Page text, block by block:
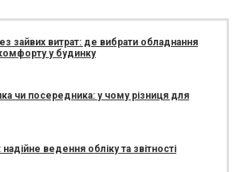
зайвих витрат: де вибрати обладнання
у будинку
чи посередника: у чому різниця для
ведення обліку та звітності